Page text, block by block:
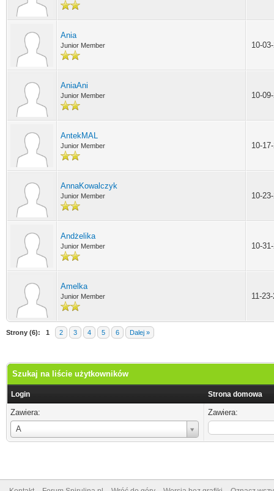
Ania
Junior Member 10-
AniaAni
Junior Member 10-
AntekMAL
Junior Member 10-
AnnaKowalczyk
Junior Member 10-
Andżelika
Junior Member 10-
Amelka
Junior Member 11-
Strony (6): 1 2 3 4 5 6 Dalej »
Szukaj na liście użytkowników
Login Strona domowa
Zawiera:
A
Login
Zawiera: